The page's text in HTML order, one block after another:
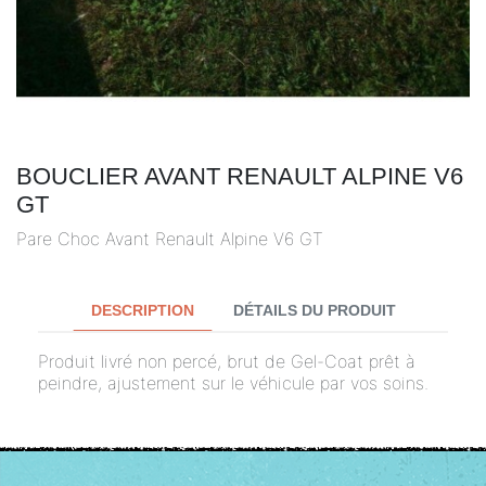
BOUCLIER AVANT RENAULT ALPINE V6
GT
Pare Choc Avant Renault Alpine V6 GT
DESCRIPTION DÉTAILS DU PRODUIT
Produit livré non percé, brut de Gel-Coat prêt à
peindre, ajustement sur le véhicule par vos soins.